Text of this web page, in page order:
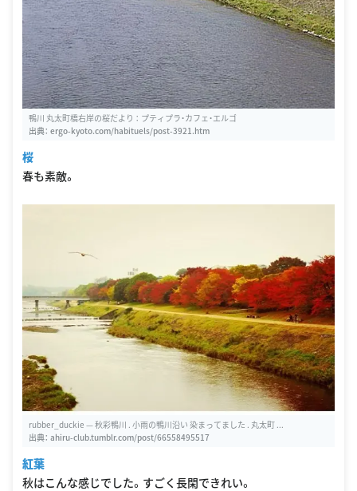
鴨川 丸太町橋右岸の桜だより ： プティプラ・カフェ・エルゴ
出典： ergo-kyoto.com/habituels/post-3921.htm
桜
春も素敵。
rubber_duckie — 秋彩鴨川 . 小雨の鴨川沿い 染まってました . 丸太町 ...
出典： ahiru-club.tumblr.com/post/66558495517
紅葉
秋はこんな感じでした。すごく長閑できれい。